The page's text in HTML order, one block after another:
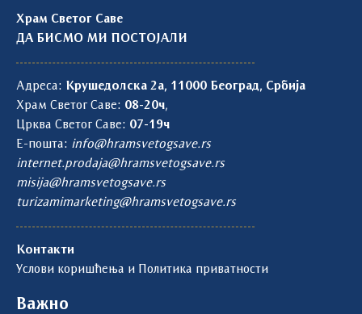
Храм Светог Саве
ДА БИСМО МИ ПОСТОЈАЛИ
Адреса: Крушедолска 2а, 11000 Београд, Србија
Храм Светог Саве: 08-20ч,
Црква Светог Саве: 07-19ч
Е-пошта: info@hramsvetogsave.rs
internet.prodaja@hramsvetogsave.rs
misija@hramsvetogsave.rs
turizamimarketing@hramsvetogsave.rs
Контакти
Услови коришћења и Политика приватности
Важно